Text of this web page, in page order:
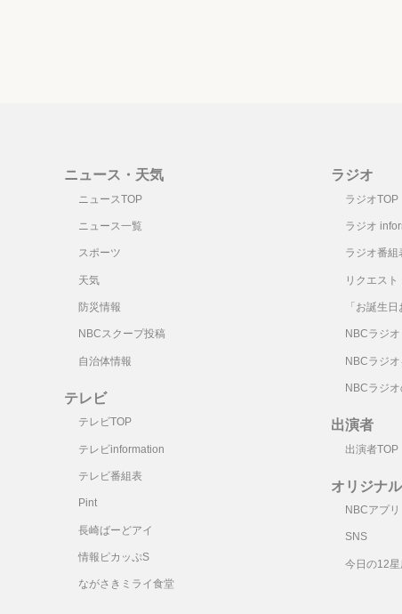
ニュース・天気
ニュースTOP
ニュース一覧
スポーツ
天気
防災情報
NBCスクープ投稿
自治体情報
テレビ
テレビTOP
テレビinformation
テレビ番組表
Pint
長崎ばーどアイ
情報ピカッぷS
ながさきミライ食堂
ラジオ
ラジオTOP
ラジオ
ラジオ番組
リクエス
「お誕生
NBCラジ
NBCラジ
NBCラジ
出演者
出演者TOP
オリジナ
NBCアプリ
SNS
今日の12